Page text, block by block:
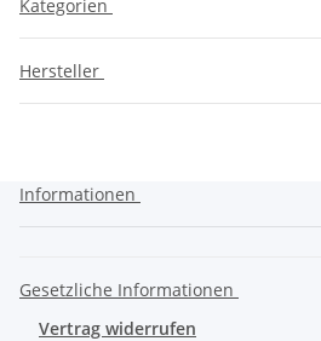
Kategorien
Hersteller
Informationen
Gesetzliche Informationen
Vertrag widerrufen